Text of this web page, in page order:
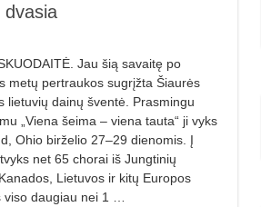
dvasia
Jau šią savaitę po
metų pertraukos sugrįžta Šiaurės
lietuvių dainų šventė. Prasmingu
„Viena šeima – viena tauta“ ji vyks
Ohio birželio 27–29 dienomis. Į
net 65 chorai iš Jungtinių
Lietuvos ir kitų Europos
viso daugiau nei 1 …